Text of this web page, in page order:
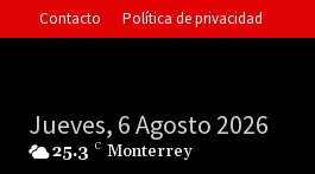
Contacto Política de privacidad
Jueves, 6 Agosto 2026
25.3 C Monterrey